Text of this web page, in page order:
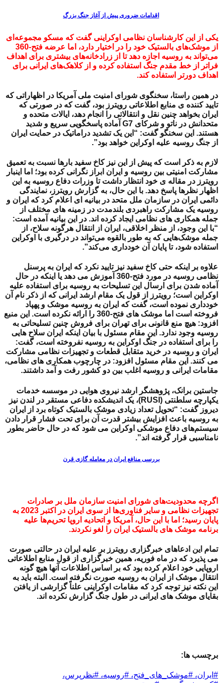
اقدامات ضروری پیش از آغاز جنگ بزرگ
یکی از این کارشناسان نظامی اوکراینی گفت که مسکو مجموعه‌ای
از موشک‌های بالستیک خود را در اختیار دارد، اما عرضه فتح-360
می‌تواند به روسیه اجازه دهد تا از زرادخانه‌های بیشتری برای اهداف
فراتر از خط مقدم جنگ استفاده کرده و از کلاهک‌های ایرانی برای
اهداف دورتر استفاده کند.
در همین راستا، سخنگوی شورای امنیت ملی آمریکا در اظهاراتی که
تایید کننده ی منابع اطلاعاتی رویترز بود، گفت که در صورتی که
ایران بخواهد چنین نقل و انتقالاتی را انجام دهد، ایالات متحده و
متحدانش در ناتو و شرکای G7 آماده پاسخگویی سریع و شدید
هستند. این سخنگو گفت: “این یک تشدید دراماتیک در حمایت ایران
از جنگ روسیه علیه اوکراین خواهد بود”.
لازم به ذکر است که پیش از این نیز کاخ سفید بارها نسبت به تعمیق
مشارکت امنیتی بین روسیه و ایران ابراز نگرانی کرده بود؛ اما اینبار
رویترز در مقاله ی خود انتظار داشت تا وزرات دفاع روسیه به این
اظهار نظرها پاسخ دهد. با این حال، به گزارش رویترز، نمایندگی
دائمی ایران در سازمان ملل متحد در بیانیه ای اعلام کرد که ایران و
روسیه یک مشارکت راهبردی بلندمدت در زمینه های مختلف از
جمله همکاری های نظامی ایجاد کرده اند. در این بیانیه آمده است:
“با این وجود، از منظر اخلاقی، ایران از انتقال هرگونه سلاح، از
جمله موشک‌هایی که به طور بالقوه می‌تواند در درگیری با اوکراین
استفاده شود، تا پایان آن خودداری می‌کند”.
علاوه بر اینکه حتی کاخ سفید نیز تایید نکرد که ایران به پرسنل
نظامی روسیه در مورد فتح-360 آموزش می دهد یا اینکه در حال
آماده شدن برای ارسال این تسلیحات به روسیه برای استفاده علیه
اوکراین است؛ رویترز از قول یک مقام ارشد ایرانی که از ذکر نام آن
خودداری نموده است، گفت که ایران به روسیه موشک و پهپاد
فروخته است اما موشک های فتح-360 را ارائه نکرده است. این منبع
افزود: هیچ منع قانونی برای تهران برای فروش چنین تسلیحاتی به
روسیه وجود ندارد. این مقام مسئول با بیان اینکه ایران سلاح هایی
را برای استفاده در جنگ اوکراین به روسیه نفروخته است، گفت:
ایران و روسیه در خرید متقابل قطعات و تجهیزات نظامی مشارکت
می کنند. این مقام مسئول افزود: در چارچوب همکاری های نظامی،
مقامات ایرانی و روسیه اغلب بین دو کشور رفت و آمد داشتند.
جاستین برانک، پژوهشگر ارشد نیروی هوایی در موسسه خدمات
یکپارچه سلطنتی (RUSI)، یک اندیشکده دفاعی مستقر در لندن نیز
دیروز گفت: “تحویل تعداد زیادی موشک بالستیک کوتاه برد از ایران
به روسیه باعث افزایش بیشتر قدرت آن برای تحت فشار قرار دادن
سیستم‌های دفاع موشکی اوکراین می شود که در حال حاضر بطور
نامناسبی قرار گرفته اند”.
بررسی منافع ایران در معامله گازی قرن
اگرچه محدودیت‌های شورای امنیت سازمان ملل بر صادرات
تجهیزات نظامی و سایر فناوری‌ها از سوی ایران در اکتبر 2023 به
پایان رسید؛ اما با این حال، آمریکا و اتحادیه اروپا تحریم‌ها علیه
برنامه موشک های بالستیک ایران را لغو نکردند.
تمام این ادعاهای خبرگزاری رویترز بر علیه ایران در حالتی صورت
می پذیرد که در ماه فوریه، همین خبرگزاری از قول منابع اطلاعاتی
اروپایی خود اعلام کرده بود که بر اساس اطلاعات آنها هیچ گونه
انتقال موشک از ایران به روسیه صورت نگرفته است. البته باید به
این نکته نیز توجه کرد که مقامات اوکراینی علناً گزارشی از یافتن
بقایای موشک های ایرانی در طول جنگ گزارش نکرده اند.
برچسب ها:
#ایران، #موشک_های_فتح، #روسیه، #نظرپرس،